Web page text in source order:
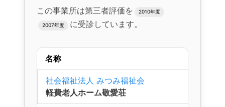
この事業所は第三者評価を 2010年度
2007年度 に受診しています。
名称
社会福祉法人 みつみ福祉会
軽費老人ホーム敬愛荘